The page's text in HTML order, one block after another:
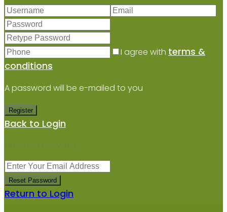
I agree with terms &
conditions
A password will be e-mailed to you
Register
Back to Login
Reset Password
Reset Password
Return to Login